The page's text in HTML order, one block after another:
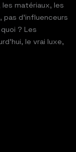
matériaux, les
d’influenceurs
? Les
le vrai luxe,